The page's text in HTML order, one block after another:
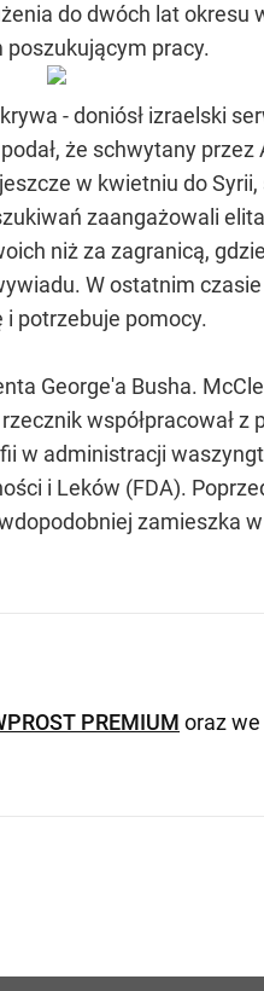
do dwóch lat okresu
poszukującym pracy.
- doniósł izraelski
że schwytany
w kwietniu do Syrii,
zaangażowali
niż za zagranicą,
W ostatnim
i potrzebuje pomocy.
George'a Busha.
współpracował
w administracji
i Leków (FDA).
zamieszka
PREMIUM oraz